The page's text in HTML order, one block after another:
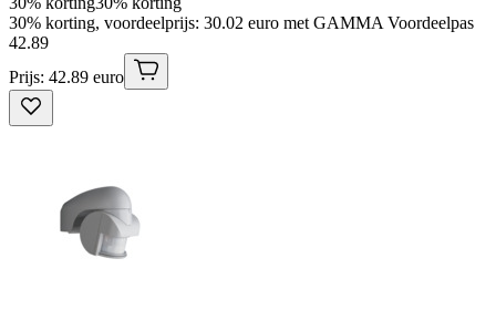
30% korting, voordeelprijs: 30.02 euro met GAMMA Voordeelpas
42.89
Prijs: 42.89 euro